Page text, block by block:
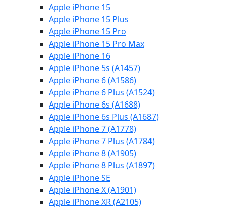
Apple iPhone 15
Apple iPhone 15 Plus
Apple iPhone 15 Pro
Apple iPhone 15 Pro Max
Apple iPhone 16
Apple iPhone 5s (A1457)
Apple iPhone 6 (A1586)
Apple iPhone 6 Plus (A1524)
Apple iPhone 6s (A1688)
Apple iPhone 6s Plus (A1687)
Apple iPhone 7 (A1778)
Apple iPhone 7 Plus (A1784)
Apple iPhone 8 (A1905)
Apple iPhone 8 Plus (A1897)
Apple iPhone SE
Apple iPhone X (A1901)
Apple iPhone XR (A2105)